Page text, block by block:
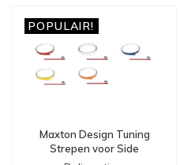
POPULAIR!
Maxton Design Tuning
Strepen voor Side